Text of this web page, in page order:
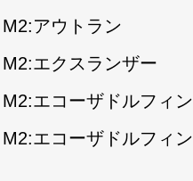
M2:アウトラン
M2:エクスランザー
M2:エコーザドルフィン
M2:エコーザドルフィ